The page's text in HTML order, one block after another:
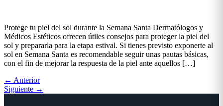
Protege tu piel del sol durante la Semana Santa Dermatólogos y
Médicos Estéticos ofrecen útiles consejos para proteger la piel del
sol y prepararla para la etapa estival. Si tienes previsto exponerte al
sol en Semana Santa es recomendable seguir unas pautas básicas,
con el fin de mejorar la respuesta de la piel ante aquellos […]
← Anterior
Siguiente →